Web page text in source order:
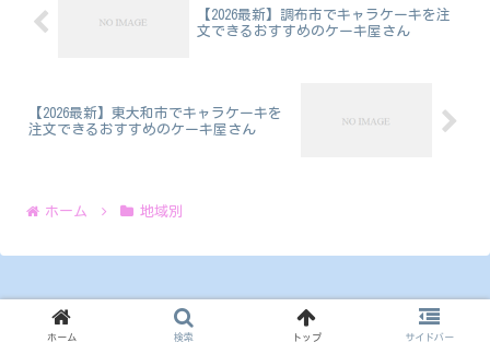
【2026最新】調布市でキャラケーキを注
文できるおすすめのケーキ屋さん
【2026最新】東大和市でキャラケーキを
注文できるおすすめのケーキ屋さん
ホーム 地域別
キャラケーキガイド
ホーム 検索 トップ サイドバー